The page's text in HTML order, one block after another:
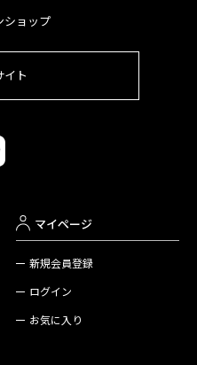
ショップ
イト
マイページ
新規会員登録
ログイン
お気に入り